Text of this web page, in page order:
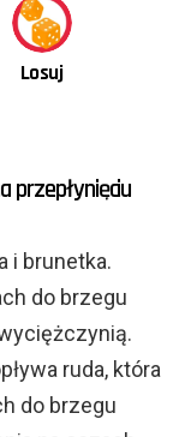
przepłynięciu
i brunetka.
do brzegu
ruda, która
do brzegu
Losuj